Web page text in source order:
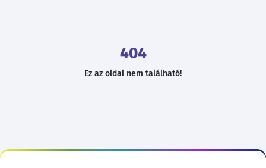
404
Ez az oldal nem található!